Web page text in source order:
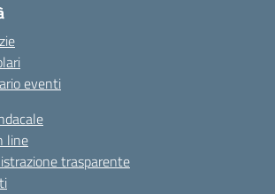
eventi
line
trasparente